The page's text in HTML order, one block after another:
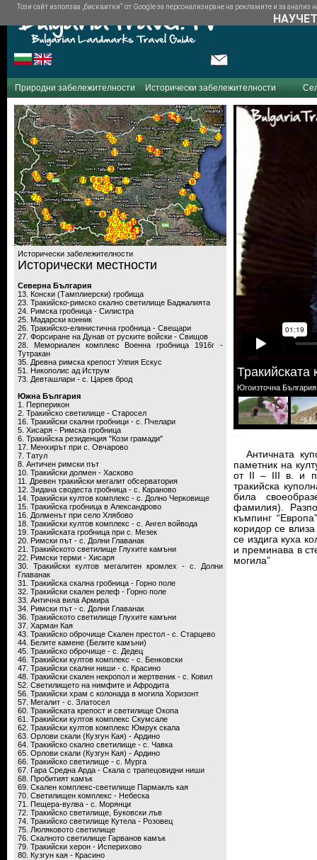
Природни забележителности Исторически забележителности
Исторически забележителности
Исторически местности
Северна България
13. Конски (Тамплиерски) гробища
23. Тракийско-римско скално светилище Баджалията
24. Римска гробница - Силистра
25. Мадарски конник
26. Тракийско-елинистична гробница - Свещари
27. Форсиране на Дунав от руските войски - Свищов
28. Мемориален комплекс Военна гробница 1916г -
Тутракан
35. Древна римска крепост Улпия Ескус
51. Никополис ад Иструм
73. Девташлари - с. Царев брод
Южна България
1. Перперикон
2. Тракийско светилище - Старосел
16. Тракийски скални гробници - с. Пчелари
5. Хисаря - Римска гробница
6. Тракийска резиденция "Кози грамади"
17. Mенхирът при с. Овчарово
7. Татул
8. Античен римски път
10. Тракийски долмен - Хасково
11. Древен тракийски мегалит обсерватория
12. Зидана сводеста гробница - с. Караново
14. Тракийски култов комплекс - с. Долно Черковище
15. Тракийска гробница в Александрово
16. Долменът при село Хлябово
18. Тракийски култов комплекс - с. Ангел войвода
19. Тракийската гробница при с. Мезек
20. Римски път - с. Долни Главанак
21. Тракийското светилище Глухите камъни
22. Римски терми - Хисаря
30. Тракийски култов мегалитен кромлех - с. Долни
Главанак
31. Тракийска скална гробница - Горно поле
32. Тракийски скален релеф - Горно поле
33. Антична вила Армира
34. Римски път - с. Долни Главанак
36. Тракийското светилище Глухите камъни
37. Харман Кая
43. Тракийско оброчище Скален престол - с. Старцево
44. Белите камене (Белите камъни)
45. Тракийско оброчище - с. Дедец
46. Тракийски култов комплекс - с. Бенковски
47. Тракийски скални ниши - с. Красино
48. Тракийски скален некропол и жертвеник - с. Ковил
52. Светилището на нимфите и Афродита
56. Тракийски храм с колонада в могила Хоризонт
57. Мегалит - с. Златосел
60. Тракийската крепост и светилище Окопа
61. Тракийски култов комплекс Скумсале
62. Тракийски култов комплекс Юмрук скала
63. Орлови скали (Кузгун Кая) - Ардино
64. Тракийско скално светилище - с. Чавка
65. Орлови скали (Кузгун Кая) - Ардино
66. Тракийско светилище - с. Мурга
67. Гара Средна Арда - Скала с трапецовидни ниши
68. Пробитият камък
69. Скален комплекс-светилище Пармаклъ кая
70. Светилищен комплекс - Небеска
71. Пещера-вулва - с. Морянци
72. Тракийско светилище, Буковски лъв
74. Тракийско светилище Кутела - Розовец
75. Люляковото светилище
76. Скалното светилище Гарванов камък
79. Тракийски херон - Исперихово
80. Кузгун кая - Красино
Югоизточна
Античната
паметник на
от II – III в. и
тракийска
била
фамилия).
къмпинг
коридор се
се издига куха
и преминава в
могила”
Този сайт използва „бисквитки“ от Google за персонализиране на рекламите и за анализ